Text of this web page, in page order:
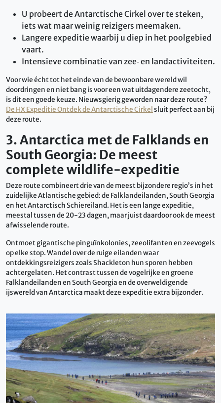
U probeert de Antarctische Cirkel over te steken,
iets wat maar weinig reizigers meemaken.
Langere expeditie waarbij u diep in het poolgebied
vaart.
Intensieve combinatie van zee‑ en landactiviteiten.
Voor wie écht tot het einde van de bewoonbare wereld wil
doordringen en niet bang is voor een wat uitdagendere zeetocht,
is dit een goede keuze. Nieuwsgierig geworden naar deze route?
De HX Expeditie Ontdek de Antarctische Cirkel sluit perfect aan bij
deze route.
3. Antarctica met de Falklands en
South Georgia: De meest
complete wildlife-expeditie
Deze route combineert drie van de meest bijzondere regio’s in het
zuidelijke Atlantische gebied: de Falklandeilanden, South Georgia
en het Antarctisch Schiereiland. Het is een lange expeditie,
meestal tussen de 20-23 dagen, maar juist daardoor ook de meest
afwisselende route.
Ontmoet gigantische pinguïnkolonies, zeeolifanten en zeevogels
op elke stop. Wandel over de ruige eilanden waar
ontdekkingsreizigers zoals Shackleton hun sporen hebben
achtergelaten. Het contrast tussen de vogelrijke en groene
Falklandeilanden en South Georgia en de overweldigende
ijswereld van Antarctica maakt deze expeditie extra bijzonder.